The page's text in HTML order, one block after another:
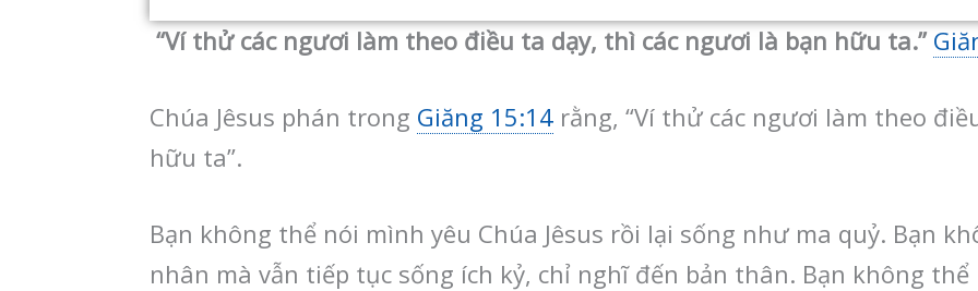
“Ví thử các ngươi làm theo điều ta dạy, thì các ngươi là bạn hữu ta.”
Chúa Jêsus phán trong Giăng 15:14 rằng, “Ví thử các ngươi làm theo
hữu ta”.
Bạn không thể nói mình yêu Chúa Jêsus rồi lại sống như ma quỷ. Bạn
nhân mà vẫn tiếp tục sống ích kỷ, chỉ nghĩ đến bản thân. Bạn không